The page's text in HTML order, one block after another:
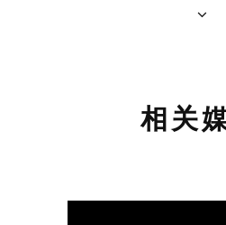
相关